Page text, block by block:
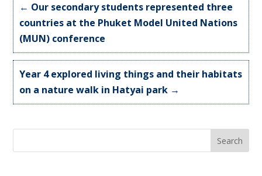
← Our secondary students represented three
countries at the Phuket Model United Nations
(MUN) conference
Year 4 explored living things and their habitats
on a nature walk in Hatyai park →
Search